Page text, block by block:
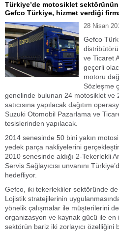
Türkiye’de motosiklet
Gefco Türkiye, hizmet verdiği
28 Nisan
Gefco
ve Ticaret
geçerli
motoru
Sözleşme
genelinde bulunan 24 motosiklet ve
satıcısına yapılacak dağıtım
Suzuki Otomobil Pazarlama ve
tesislerinden yapılacak.
2014 senesinde 50 bini yakın
yedek parça nakliyelerini
2010 senesinde aldığı 2-Tekerlekli
Servis Sağlayıcısı unvanını
hedefliyor.
Gefco, iki tekerlekliler sektöründe de
Lojistik stratejilerinin
yönelik çalışmalar ile müşterilerini
organizasyon ve kaynak gücü ile en
sektörün bariz iki zorlayıcı özelliğini